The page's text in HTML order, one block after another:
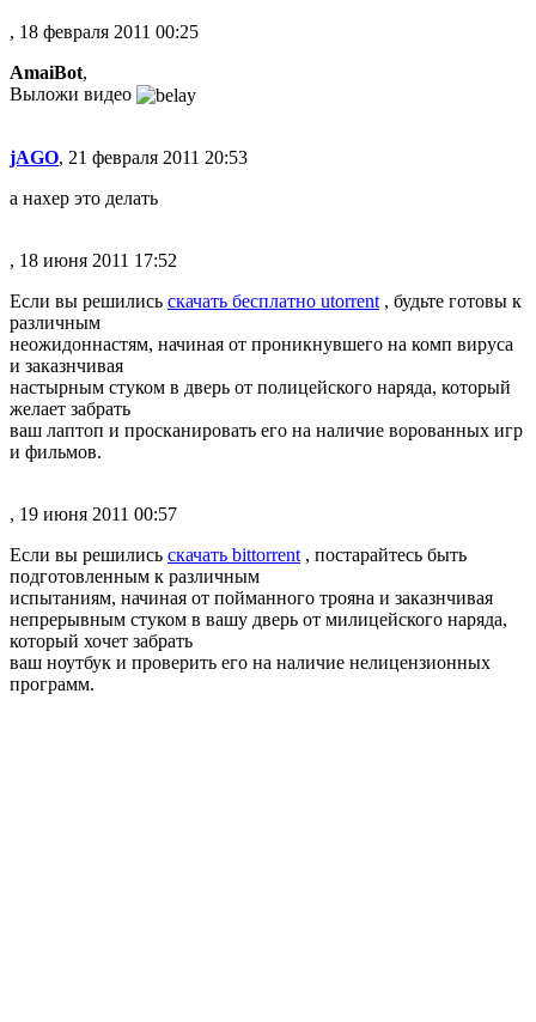
, 18 февраля 2011 00:25
AmaiBot,
Выложи видео
jAGO, 21 февраля 2011 20:53
а нахер это делать
, 18 июня 2011 17:52
Если вы решились скачать бесплатно utorrent , будьте готовы к
различным
неожидоннастям, начиная от проникнувшего на комп вируса
и заказнчивая
настырным стуком в дверь от полицейского наряда, который
желает забрать
ваш лаптоп и просканировать его на наличие ворованных игр
и фильмов.
, 19 июня 2011 00:57
Если вы решились скачать bittorrent , постарайтесь быть
подготовленным к различным
испытаниям, начиная от пойманного трояна и заказнчивая
непрерывным стуком в вашу дверь от милицейского наряда,
который хочет забрать
ваш ноутбук и проверить его на наличие нелицензионных
программ.